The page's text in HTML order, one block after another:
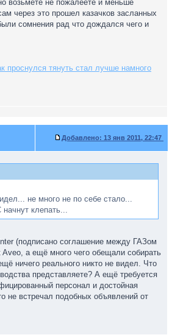
возьмете не пожалеете и меньше
через это прошел казачков засланных
сомнения рад что дождался чего и
проснулся тянуть стал лучше намного
Добавлено: 13 янв 2011, 22:47
не много не по себе стало...
клепать...
(подписано соглашение между ГАЗом
Aveo, а ещё много чего обещали собирать
ничего реального никто не видел. Что
представляете? А ещё требуется
персонал и достойная
не встречал подобных объявлений от